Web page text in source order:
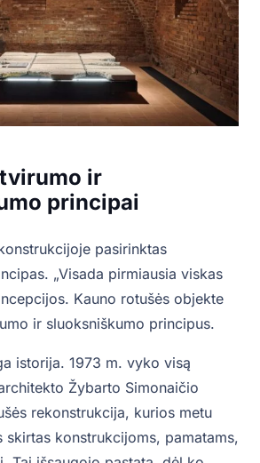
ir
principai
pasirinktas
„Visada pirmiausia viskas
Kauno rotušės objekte
ir sluoksniškumo principus.
istorija. 1973 m. vyko visą
Žybarto Simonaičio
rekonstrukcija, kurios metu
skirtas konstrukcijoms, pamatams,